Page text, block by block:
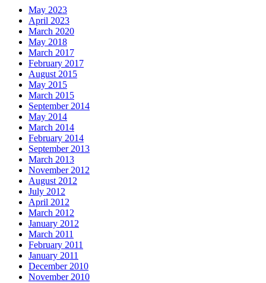
May 2023
April 2023
March 2020
May 2018
March 2017
February 2017
August 2015
May 2015
March 2015
September 2014
May 2014
March 2014
February 2014
September 2013
March 2013
November 2012
August 2012
July 2012
April 2012
March 2012
January 2012
March 2011
February 2011
January 2011
December 2010
November 2010